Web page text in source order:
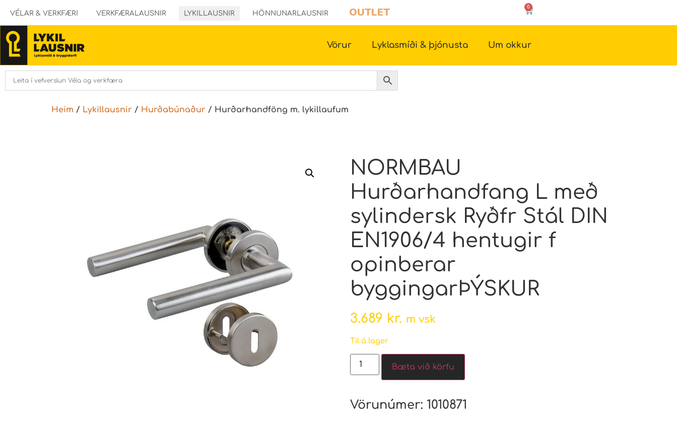
VÉLAR & VERKFÆRI VERKFÆRALAUSNIR LYKILLAUSNIR HÖNNUNARLAUSNIR OUTLET 0
Vörur Lyklasmíði & þjónusta Um okkur
Heim / Lykillausnir / Hurðabúnaður / Hurðarhandföng m. lykillaufum
NORMBAU
Hurðarhandfang L með
sylindersk Ryðfr Stál DIN
EN1906/4 hentugir f
opinberar
byggingarÞÝSKUR
3.689 kr. m vsk
Til á lager
Bæta við körfu
Vörunúmer: 1010871